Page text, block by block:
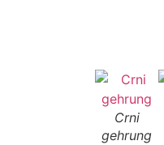
Crni
gehrung